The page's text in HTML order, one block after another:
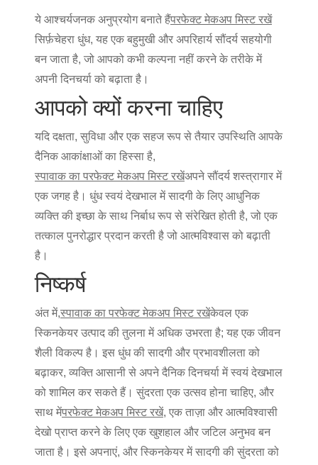
ये आश्चर्यजनक अनुप्रयोग बनाते हैंपरफेक्ट मेकअप मिस्ट रखें
सिर्फ़चेहरा धुंध, यह एक बहुमुखी और अपरिहार्य सौंदर्य सहयोगी
बन जाता है, जो आपको कभी कल्पना नहीं करने के तरीके में
अपनी दिनचर्या को बढ़ाता है।
आपको क्यों करना चाहिए
यदि दक्षता, सुविधा और एक सहज रूप से तैयार उपस्थिति आपके
दैनिक आकांक्षाओं का हिस्सा है,
स्पावाक का परफेक्ट मेकअप मिस्ट रखेंअपने सौंदर्य शस्त्रागार में
एक जगह है। धुंध स्वयं देखभाल में सादगी के लिए आधुनिक
व्यक्ति की इच्छा के साथ निर्बाध रूप से संरेखित होती है, जो एक
तत्काल पुनरोद्धार प्रदान करती है जो आत्मविश्वास को बढ़ाती
है।
निष्कर्ष
अंत में,स्पावाक का परफेक्ट मेकअप मिस्ट रखेंकेवल एक
स्किनकेयर उत्पाद की तुलना में अधिक उभरता है; यह एक जीवन
शैली विकल्प है। इस धुंध की सादगी और प्रभावशीलता को
बढ़ाकर, व्यक्ति आसानी से अपने दैनिक दिनचर्या में स्वयं देखभाल
को शामिल कर सकते हैं। सुंदरता एक उत्सव होना चाहिए, और
साथ मेंपरफेक्ट मेकअप मिस्ट रखें, एक ताज़ा और आत्मविश्वासी
देखो प्राप्त करने के लिए एक खुशहाल और जटिल अनुभव बन
जाता है। इसे अपनाएं, और स्किनकेयर में सादगी की सुंदरता को